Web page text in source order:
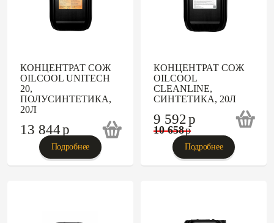
КОНЦЕНТРАТ СОЖ
OILCOOL UNITECH
20,
ПОЛУСИНТЕТИКА,
20Л
13 844p
Подробнее
КОНЦЕНТРАТ СОЖ
OILCOOL
CLEANLINE,
СИНТЕТИКА, 20Л
9 592p
10 658p
Подробнее